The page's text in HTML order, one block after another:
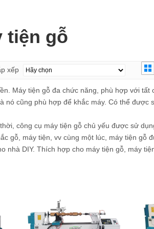
tiện gỗ
xếp
Máy tiện gỗ đa chức năng, phù hợp với tất
cũng phù hợp để khắc máy. Có thể được
công cụ máy tiện gỗ chủ yếu được sử
gỗ, máy tiện, vv cùng một lúc, máy tiện gỗ
nhà DIY. Thích hợp cho máy tiện gỗ, máy